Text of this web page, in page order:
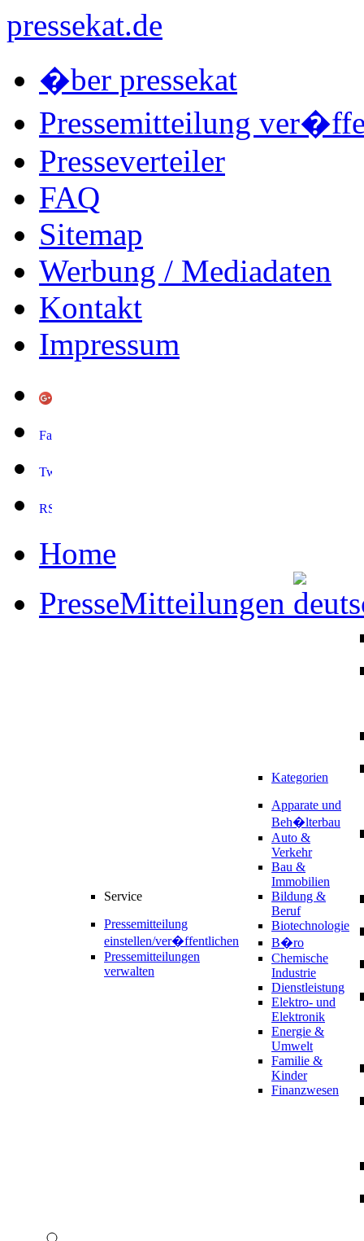
pressekat.de
�ber pressekat
Pressemitteilung
Presseverteiler
FAQ
Sitemap
Werbung / Mediadaten
Kontakt
Impressum
Home
PresseMitteilungen
Service
Pressemitteilung
einstellen/ver�ffentlichen
Pressemitteilungen
verwalten
Kategorien
Apparate und
Beh�lterbau
Auto &
Verkehr
Bau &
Immobilien
Bildung &
Beruf
Biotechnologie
B�ro
Chemische
Industrie
Dienstleistung
Elektro- und
Elektronik
Energie &
Umwelt
Familie &
Kinder
Finanzwesen